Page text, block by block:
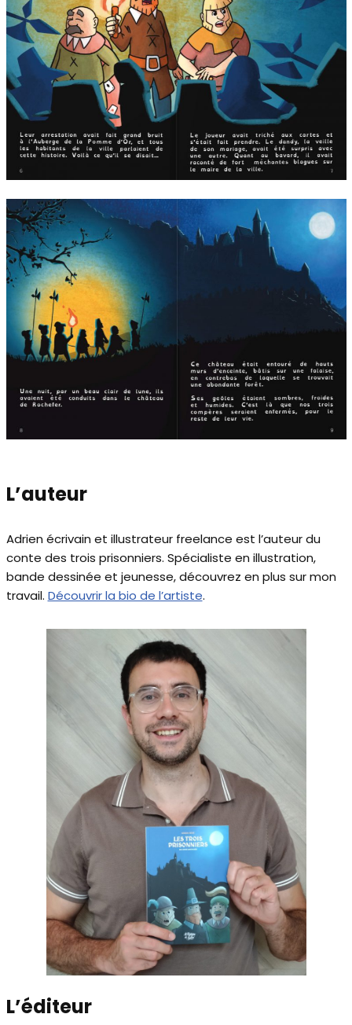
L’auteur
Adrien écrivain et illustrateur freelance est l’auteur du
conte des trois prisonniers. Spécialiste en illustration,
bande dessinée et jeunesse, découvrez en plus sur mon
travail. Découvrir la bio de l’artiste.
L’éditeur